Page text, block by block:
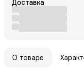
Доставка
О товаре